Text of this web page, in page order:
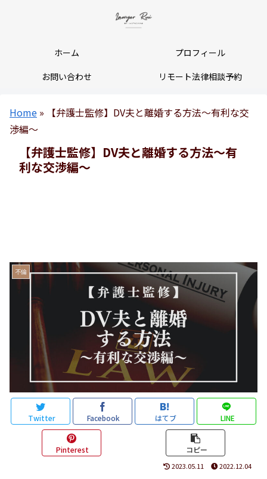
ホーム
プロフィール
お問い合わせ
リモート法律相談予約
Home »
【弁護士監修】DV夫と離婚する方法～有利な交
渉編～
【弁護士監修】DV夫と離婚する方法～有
利な交渉編～
不倫
Twitter Facebook はてブ LINE
Pinterest コピー
2023.05.11 2022.12.04